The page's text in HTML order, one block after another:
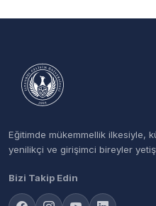
Eğitimde mükemmellik ilkesiyle,
yenilikçi ve girişimci bireyler
Bizi Takip Edin